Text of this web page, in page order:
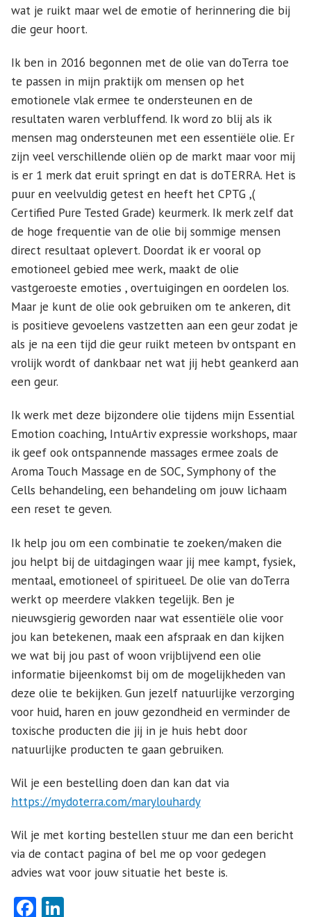
wat je ruikt maar wel de emotie of herinnering die bij
die geur hoort.
Ik ben in 2016 begonnen met de olie van doTerra toe
te passen in mijn praktijk om mensen op het
emotionele vlak ermee te ondersteunen en de
resultaten waren verbluffend. Ik word zo blij als ik
mensen mag ondersteunen met een essentiële olie. Er
zijn veel verschillende oliën op de markt maar voor mij
is er 1 merk dat eruit springt en dat is doTERRA. Het is
puur en veelvuldig getest en heeft het CPTG ,(
Certified Pure Tested Grade) keurmerk. Ik merk zelf dat
de hoge frequentie van de olie bij sommige mensen
direct resultaat oplevert. Doordat ik er vooral op
emotioneel gebied mee werk, maakt de olie
vastgeroeste emoties , overtuigingen en oordelen los.
Maar je kunt de olie ook gebruiken om te ankeren, dit
is positieve gevoelens vastzetten aan een geur zodat je
als je na een tijd die geur ruikt meteen bv ontspant en
vrolijk wordt of dankbaar net wat jij hebt geankerd aan
een geur.
Ik werk met deze bijzondere olie tijdens mijn Essential
Emotion coaching, IntuArtiv expressie workshops, maar
ik geef ook ontspannende massages ermee zoals de
Aroma Touch Massage en de SOC, Symphony of the
Cells behandeling, een behandeling om jouw lichaam
een reset te geven.
Ik help jou om een combinatie te zoeken/maken die
jou helpt bij de uitdagingen waar jij mee kampt, fysiek,
mentaal, emotioneel of spiritueel. De olie van doTerra
werkt op meerdere vlakken tegelijk. Ben je
nieuwsgierig geworden naar wat essentiële olie voor
jou kan betekenen, maak een afspraak en dan kijken
we wat bij jou past of woon vrijblijvend een olie
informatie bijeenkomst bij om de mogelijkheden van
deze olie te bekijken. Gun jezelf natuurlijke verzorging
voor huid, haren en jouw gezondheid en verminder de
toxische producten die jij in je huis hebt door
natuurlijke producten te gaan gebruiken.
Wil je een bestelling doen dan kan dat via
https://mydoterra.com/marylouhardy
Wil je met korting bestellen stuur me dan een bericht
via de contact pagina of bel me op voor gedegen
advies wat voor jouw situatie het beste is.
Facebook